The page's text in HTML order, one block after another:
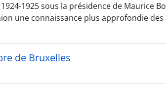
1925 sous la présidence de Maurice
une connaissance plus approfondie des
de Bruxelles